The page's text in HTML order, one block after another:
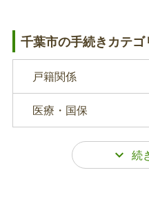
いた場合、返納が必要で
または市民センターでも
合には届出不要
世帯主変更届（死亡関
残された15歳以上の方が
な世帯主を決めていただ
千葉市の手続きカテゴ
戸籍関係
医療・国保